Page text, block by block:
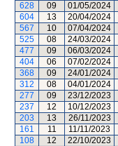
628
09 01/05/2024
604
13 20/04/2024
567
10 07/04/2024
525
08 24/03/2024
477
09 06/03/2024
404
06 07/02/2024
368
09 24/01/2024
312
08 04/01/2024
277
09 23/12/2023
237
12 10/12/2023
203
13 26/11/2023
161
11 11/11/2023
108
12 22/10/2023